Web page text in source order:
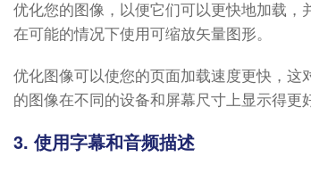
优化您的图像，以便它们可以更快地加载
在可能的情况下使用可缩放矢量图形。
优化图像可以使您的页面加载速度更快，
的图像在不同的设备和屏幕尺寸上显示得更
3. 使用字幕和音频描述